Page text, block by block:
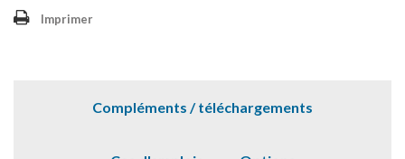
Imprimer
Compléments / téléchargements